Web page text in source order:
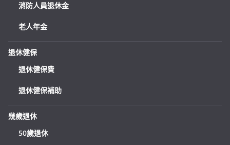
消防人員退休金
老人年金
退休健保
退休健保費
退休健保補助
幾歲退休
50歲退休